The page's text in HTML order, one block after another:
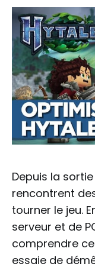
Depuis la
rencontrent
tourner le jeu.
serveur et de
comprendre
essaie de